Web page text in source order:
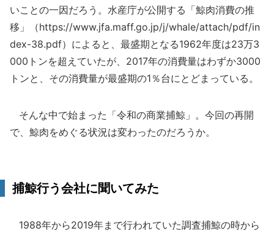
いことの一因だろう。水産庁が公開する「鯨肉消費の推
移」（https://www.jfa.maff.go.jp/j/whale/attach/pdf/in
dex-38.pdf）によると、最盛期となる1962年度は23万3
000トンを超えていたが、2017年の消費量はわずか3000
トンと、その消費量が最盛期の1％台にとどまっている。
そんな中で始まった「令和の商業捕鯨」。今回の再開
で、鯨肉をめぐる状況は変わったのだろうか。
捕鯨行う会社に聞いてみた
1988年から2019年まで行われていた調査捕鯨の時から